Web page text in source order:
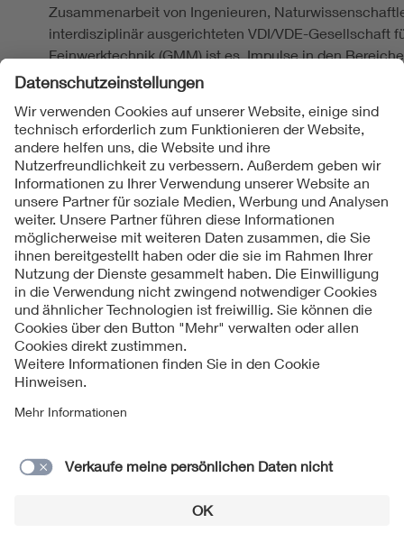
Zusammenarbeit von Ingenieuren,
interdisziplinär ausgerichteten VDI/VDE-Gesellschaft
Feinwerktechnik (GMM) ist es, Impulse in den
und Nanotechnik sowie Feinwerktechnik zu geben.
Automatisierungstechnik in Theorie und Anwendung
1895
Böhmische technische Mater (Česká matice
denkende böhmische Hochschulprofessoren,
gemeinnützige Interessenvereinigung gegründet, die
technischen Literatur veranlassen sollte. Die
anderem Prof. J. Šolín, Prof. K. Perlík, Ing. J. Tille, Ing.
F. Křižík, die Fa. Ringhoffer. Die Gründungsmitglieder
und Lehrer von Hoch- und Mittelschulen, Mitarbeiter
Bauwesen, Architektur, Maschinenbau,
Bereiche. Die Hauptmission der technischen Mater
Herausgabe der ursprünglichen böhmischen
Fürsorge der Mater wurden bisher 497 Titel mit einer
([[Begriff_IRE|IRE)]] entstanden in den USA auf der
(Gesellschaft der Ingenieure für drahtlose